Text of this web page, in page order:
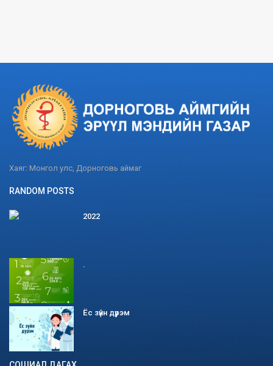
Хаяг: Монгол улс, Дорноговь аймаг
RANDOM POSTS
2022
.
Ёс зүйн дүрэм